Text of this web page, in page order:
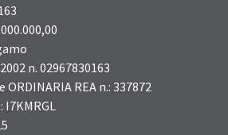
n. 02967830163
REA n.: 337872
I7KMRGL